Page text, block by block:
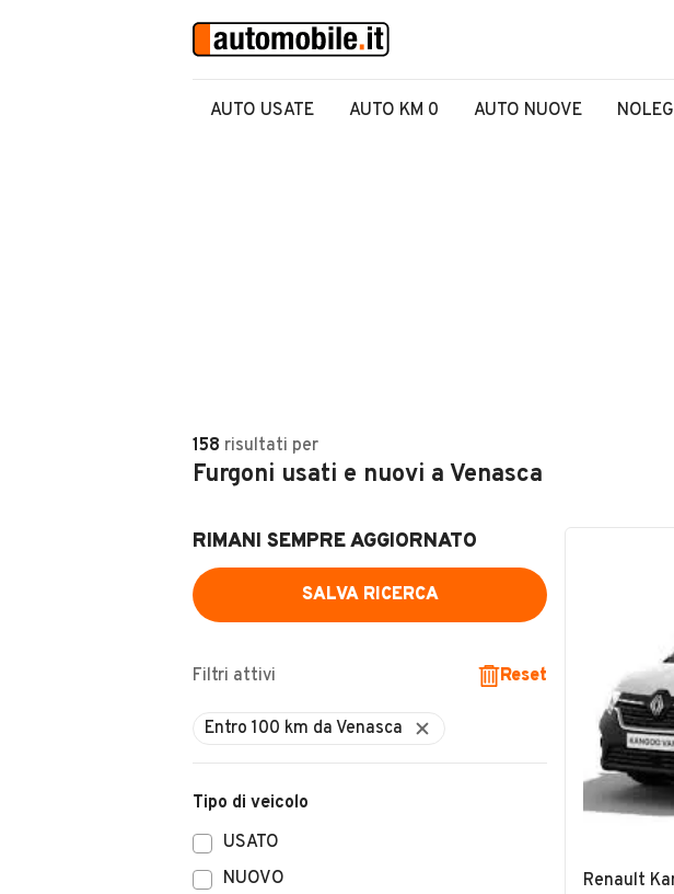
AUTO USATE AUTO KM 0 AUTO NUOVE
158 risultati per
Furgoni usati e nuovi a Venasca
RIMANI SEMPRE AGGIORNATO
SALVA RICERCA
Filtri attivi Reset
Tipo di veicolo
USATO
NUOVO
Renault